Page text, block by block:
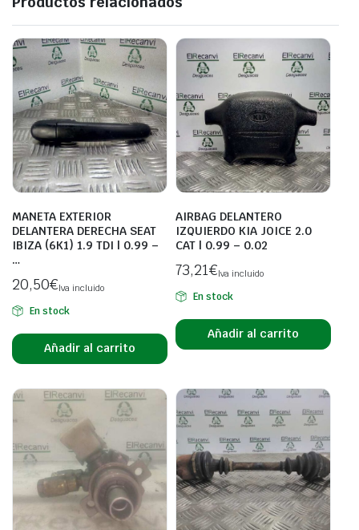
MANETA EXTERIOR
DELANTERA DERECHA SEAT
IBIZA (6K1) 1.9 TDI | 0.99 –
…
20,50€Iva incluido
En stock
Añadir al carrito
AIRBAG DELANTERO
IZQUIERDO KIA JOICE 2.0
CAT | 0.99 – 0.02
73,21€Iva incluido
En stock
Añadir al carrito